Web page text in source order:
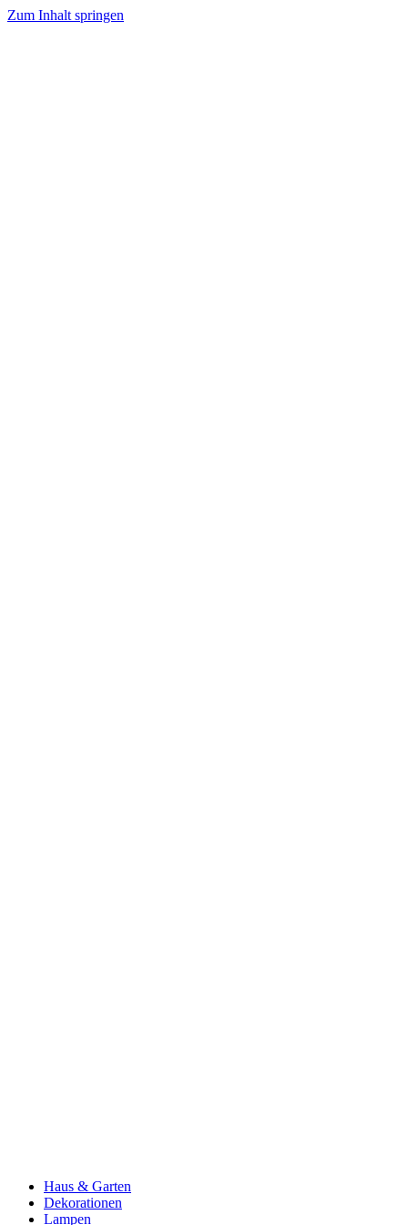
Zum Inhalt springen
Haus & Garten
Dekorationen
Lampen